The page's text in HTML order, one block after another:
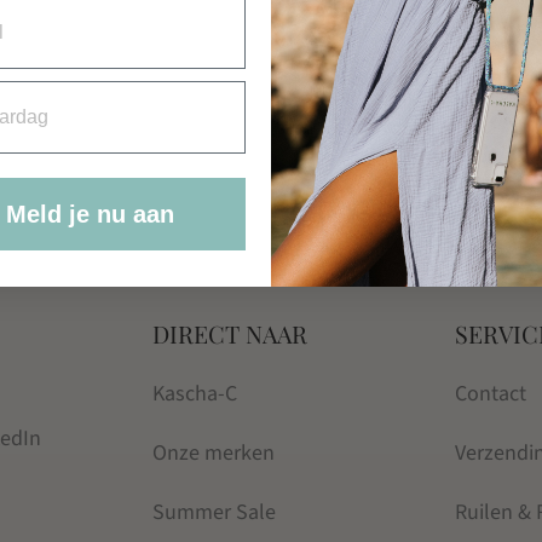
DIRECT NAAR
Kascha-C
Onze merken
Summer Sale
Contact
Ruilen &
Meld je nu aan